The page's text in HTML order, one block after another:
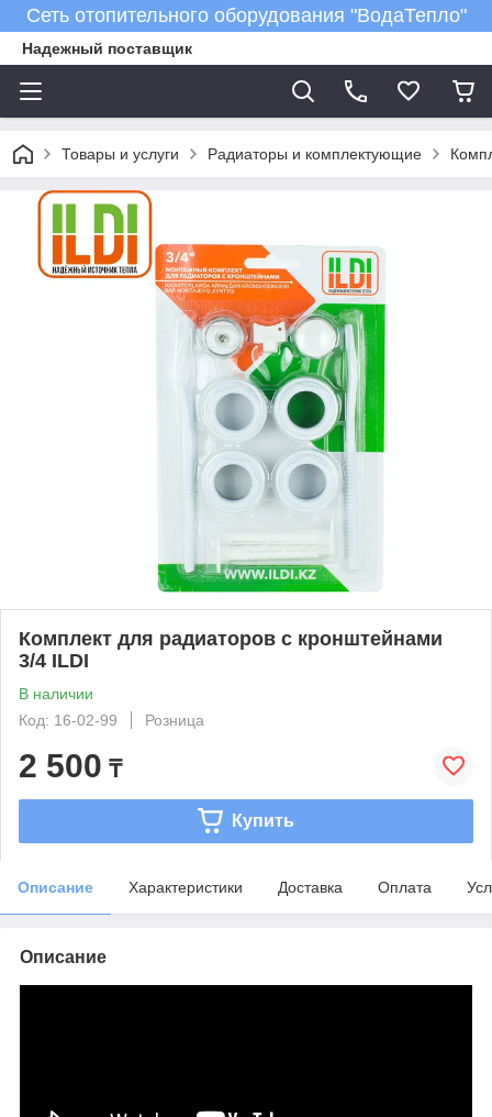
Сеть отопительного оборудования "ВодаТепло"
Надежный поставщик
Товары и услуги Радиаторы и комплектующие
Комплект для радиаторов с кронштейнами
3/4 ILDI
В наличии
Код: 16-02-99
Розница
2 500 ₸
Купить
Описание Характеристики Доставка Оплата
Описание